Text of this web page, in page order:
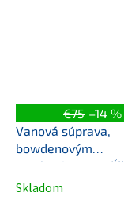
€75 –14 %
Vanová súprava,
bowdenovým
mechanizmom,
1000mm, zátka
Skladom